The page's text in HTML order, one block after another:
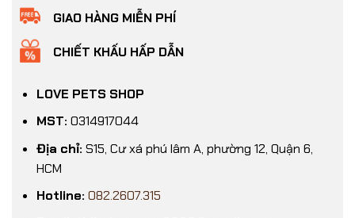
GIAO HÀNG MIỄN PHÍ
CHIẾT KHẤU HẤP DẪN
LOVE PETS SHOP
MST: 0314917044
Địa chỉ: S15, Cư xá phú lâm A, phường 12, Quận 6,
HCM
Hotline: 082.2607.315